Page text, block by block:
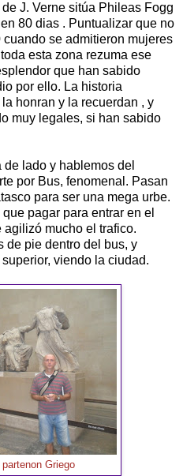
J. Verne sitúa Phileas Fogg
80 dias . Puntualizar que no
se admitieron mujeres
esta zona rezuma ese
que han sabido
por ello. La historia
honran y la recuerdan , y
muy legales, si han sabido
lado y hablemos del
por Bus, fenomenal. Pasan
para ser una mega urbe.
pagar para entrar en el
agilizó mucho el trafico.
de pie dentro del bus, y
viendo la ciudad.
Griego